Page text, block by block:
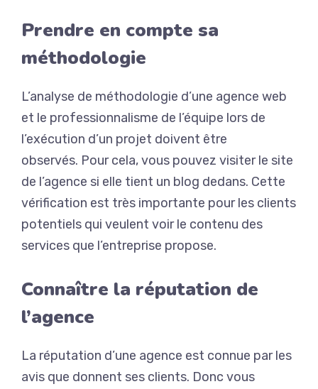
Prendre en compte sa
méthodologie
L’analyse de méthodologie d’une agence web
et le professionnalisme de l’équipe lors de
l’exécution d’un projet doivent être
observés. Pour cela, vous pouvez visiter le site
de l’agence si elle tient un blog dedans. Cette
vérification est très importante pour les clients
potentiels qui veulent voir le contenu des
services que l’entreprise propose.
Connaître la réputation de
l’agence
La réputation d’une agence est connue par les
avis que donnent ses clients. Donc vous